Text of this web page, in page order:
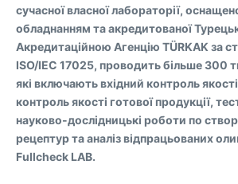
сучасної власної лабораторії,
обладнанням та акредитованої
Акредитаційною Агенцію TÜRKAK за
ISO/IEC 17025, проводить більше 300
які включають вхідний контроль
контроль якості готової продукції,
науково-дослідницькі роботи по
рецептур та аналіз відпрацьованих
Fullcheck LAB.